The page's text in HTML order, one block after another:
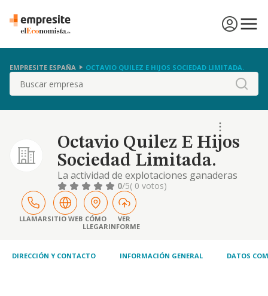
EMPRESITE ESPAÑA OCTAVIO QUILEZ E HIJOS SOCIEDAD LIMITADA.
Buscar
Octavio Quilez E Hijos
Sociedad Limitada.
La actividad de explotaciones ganaderas
0/5( 0 votos)
LLAMARSITIO WEB CÓMO
LLEGAR
VER
INFORME
DIRECCIÓN Y CONTACTO INFORMACIÓN GENERAL DATOS